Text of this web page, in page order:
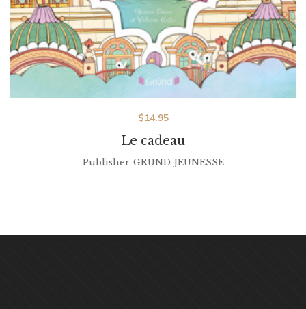
Le cadeau
$14.95
Publisher GRÜND JEUNESSE